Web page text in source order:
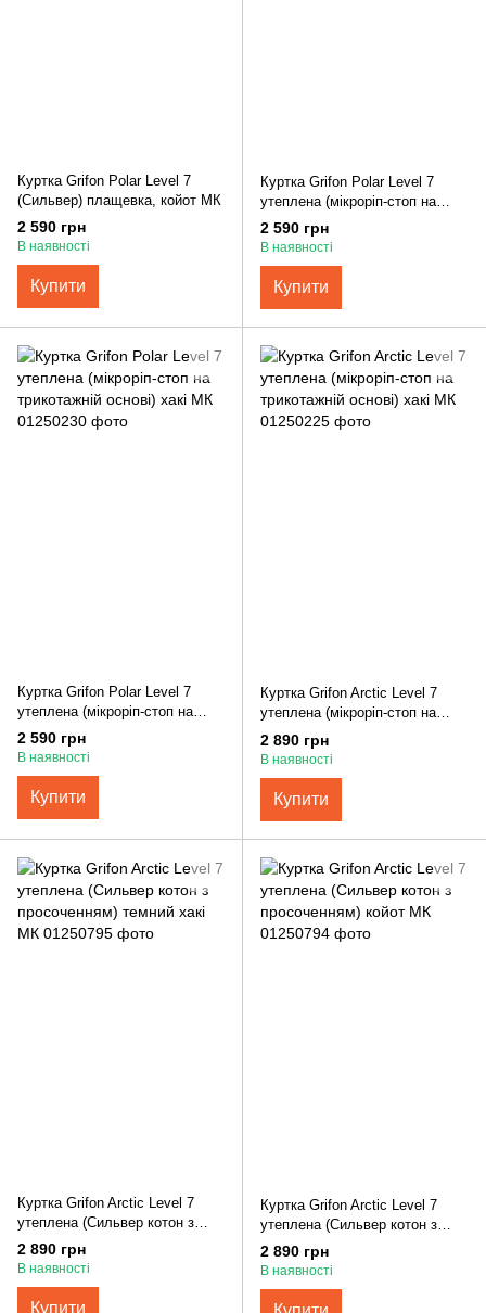
Куртка Grifon Polar Level 7
(Сильвер) плащевка, койот МК
2 590 грн
В наявності
Купити
Куртка Grifon Polar Level 7
утеплена (мікроріп-стоп на
трикотажній основі) чорний МК
2 590 грн
В наявності
Купити
Куртка Grifon Polar Level 7
утеплена (мікроріп-стоп на
трикотажній основі) хакі МК
2 590 грн
В наявності
Купити
Куртка Grifon Arctic Level 7
утеплена (мікроріп-стоп на
трикотажній основі) хакі МК
2 890 грн
В наявності
Купити
Куртка Grifon Arctic Level 7
утеплена (Сильвер котон з
просоченням) темний хакі МК
2 890 грн
В наявності
Купити
Куртка Grifon Arctic Level 7
утеплена (Сильвер котон з
просоченням) койот МК
2 890 грн
В наявності